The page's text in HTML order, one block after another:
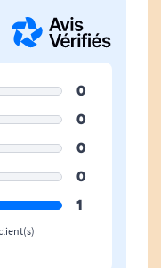
0
0
0
0
1